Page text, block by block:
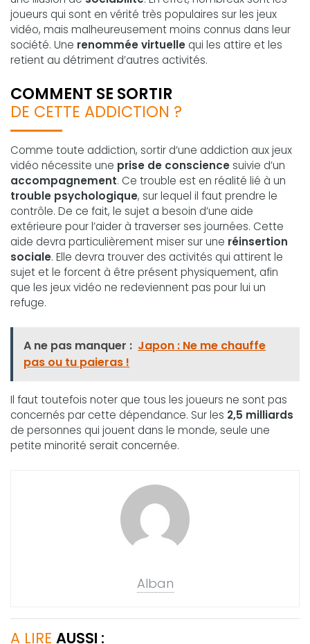
joueurs qui sont en vérité très populaires sur les jeux
vidéo, mais malheureusement moins connus dans leur
société. Une renommée virtuelle qui les attire et les
retient au détriment d’autres activités.
COMMENT SE SORTIR
DE CETTE ADDICTION ?
Comme toute addiction, sortir d’une addiction aux jeux
vidéo nécessite une prise de consciencesuivie d’un
accompagnement. Ce trouble est en réalité lié à un
trouble psychologique, sur lequel il faut prendre le
contrôle. De ce fait, le sujet a besoin d’une aide
extérieure pour l’aider à traverser ses journées. Cette
aide devra particulièrement miser sur une réinsertion
sociale. Elle devra trouver des activités qui attirent le
sujet et le forcent à être présent physiquement, afin
que les jeux vidéo ne redeviennent pas pour lui un
refuge.
A ne pas manquer : Japon : Ne me chauffe
pas ou tu paieras !
Il faut toutefois noter que tous les joueurs ne sont pas
concernés par cette dépendance. Sur les 2,5 milliards
de personnes qui jouent dans le monde, seule une
petite minorité serait concernée.
Alban
A LIRE AUSSI :